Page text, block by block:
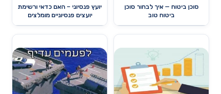
סוכן ביטוח — איך לבחור סוכן
ביטוח טוב
יועץ פנסיוני – האם כדאי ורשימת
יועצים פנסיוניים מומלצים